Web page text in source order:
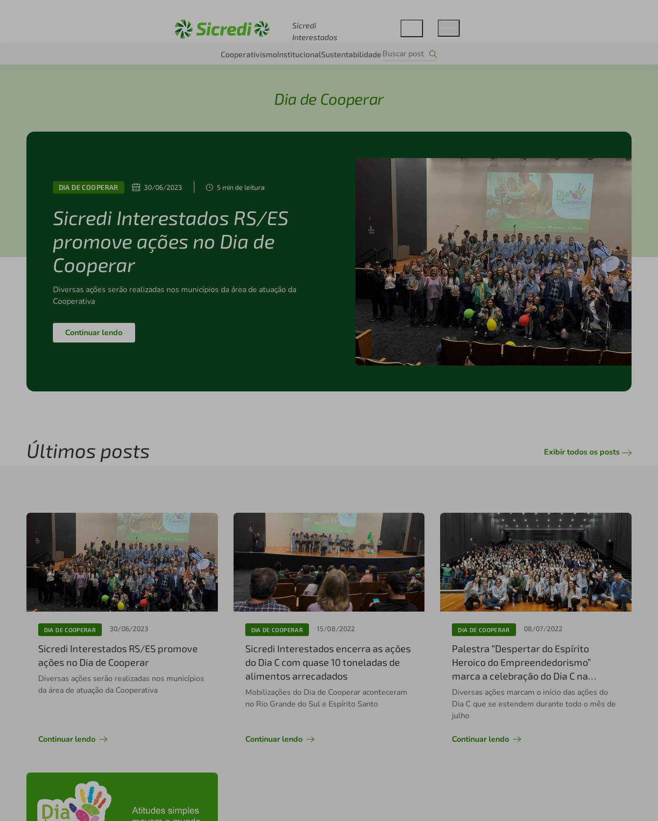
Sicredi
Interestados
CooperativismoInstitucionalSustentabilidade
Dia de Cooperar
DIA DE COOPERAR 30/06/2023 5 min de leitura
Sicredi Interestados RS/ES
promove ações no Dia de
Cooperar
Diversas ações serão realizadas nos municípios da área de atuação da
Cooperativa
Continuar lendo
Últimos posts Exibir todos os posts
DIA DE COOPERAR 30/06/2023
Sicredi Interestados RS/ES promove
ações no Dia de Cooperar
Diversas ações serão realizadas nos municípios
da área de atuação da Cooperativa
Continuar lendo
DIA DE COOPERAR 15/08/2022
Sicredi Interestados encerra as ações
do Dia C com quase 10 toneladas de
alimentos arrecadados
Mobilizações do Dia de Cooperar aconteceram
no Rio Grande do Sul e Espírito Santo
Continuar lendo
DIA DE COOPERAR 08/07/2022
Palestra “Despertar do Espírito
Heroico do Empreendedorismo”
marca a celebração do Dia C na
Sicredi Interestados
Diversas ações marcam o início das ações do
Dia C que se estendem durante todo o mês de
julho
Continuar lendo